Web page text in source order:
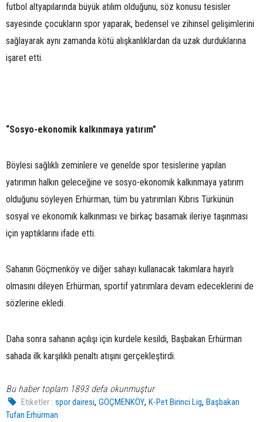
futbol altyapılarında büyük atılım olduğunu, söz konusu tesisler
sayesinde çocukların spor yaparak, bedensel ve zihinsel gelişimlerini
sağlayarak aynı zamanda kötü alışkanlıklardan da uzak durduklarına
işaret etti.
“Sosyo-ekonomik kalkınmaya yatırım”
Böylesi sağlıklı zeminlere ve genelde spor tesislerine yapılan
yatırımın halkın geleceğine ve sosyo-ekonomik kalkınmaya yatırım
olduğunu söyleyen Erhürman, tüm bu yatırımları Kıbrıs Türkünün
sosyal ve ekonomik kalkınması ve birkaç basamak ileriye taşınması
için yaptıklarını ifade etti.
Sahanın Göçmenköy ve diğer sahayı kullanacak takımlara hayırlı
olmasını dileyen Erhürman, sportif yatırımlara devam edeceklerini de
sözlerine ekledi.
Daha sonra sahanın açılışı için kurdele kesildi, Başbakan Erhürman
sahada ilk karşılıklı penaltı atışını gerçekleştirdi.
Bu haber toplam 1893 defa okunmuştur
Etiketler : spor dairesi,GÖÇMENKÖY,K-Pet Birinci Lig,Başbakan
Tufan Erhürman